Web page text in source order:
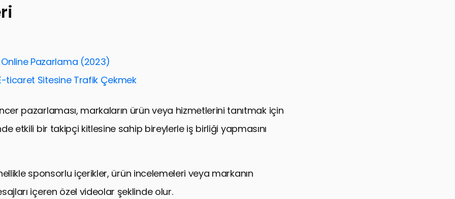
Pazarlamasının Temelleri
Katılımını Artırma Yöntemleri
ve Kampanya Performansının Değerlendirilmesi
ve İçerik Optimizasyonu
ve Marka Elçiliği
Influencer Pazarlamasının Geleceği
Online Pazarlama (2023)
E-ticaret Sitesine Trafik Çekmek
pazarlaması, markaların ürün veya hizmetlerini tanıtmak için
etkili bir takipçi kitlesine sahip bireylerle iş birliği yapmasını
sponsorlu içerikler, ürün incelemeleri veya markanın
içeren özel videolar şeklinde olur.